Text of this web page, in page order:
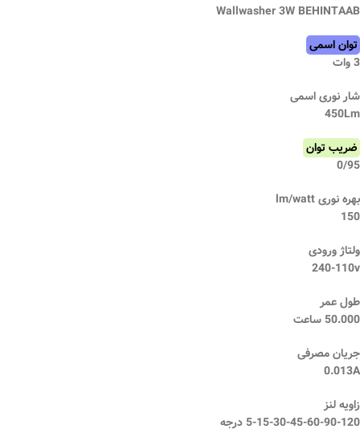
Wallwasher 3W BEHINTAAB
توان اسمی
3 وات
شار نوری اسمی
450Lm
ضریب توان
0/95
بهره نوری lm/watt
150
ولتاژ ورودی
240-110v
طول عمر
50.000 ساعت
جریان مصرفی
0.013A
زاویه لنز
5-15-30-45-60-90-120 درجه